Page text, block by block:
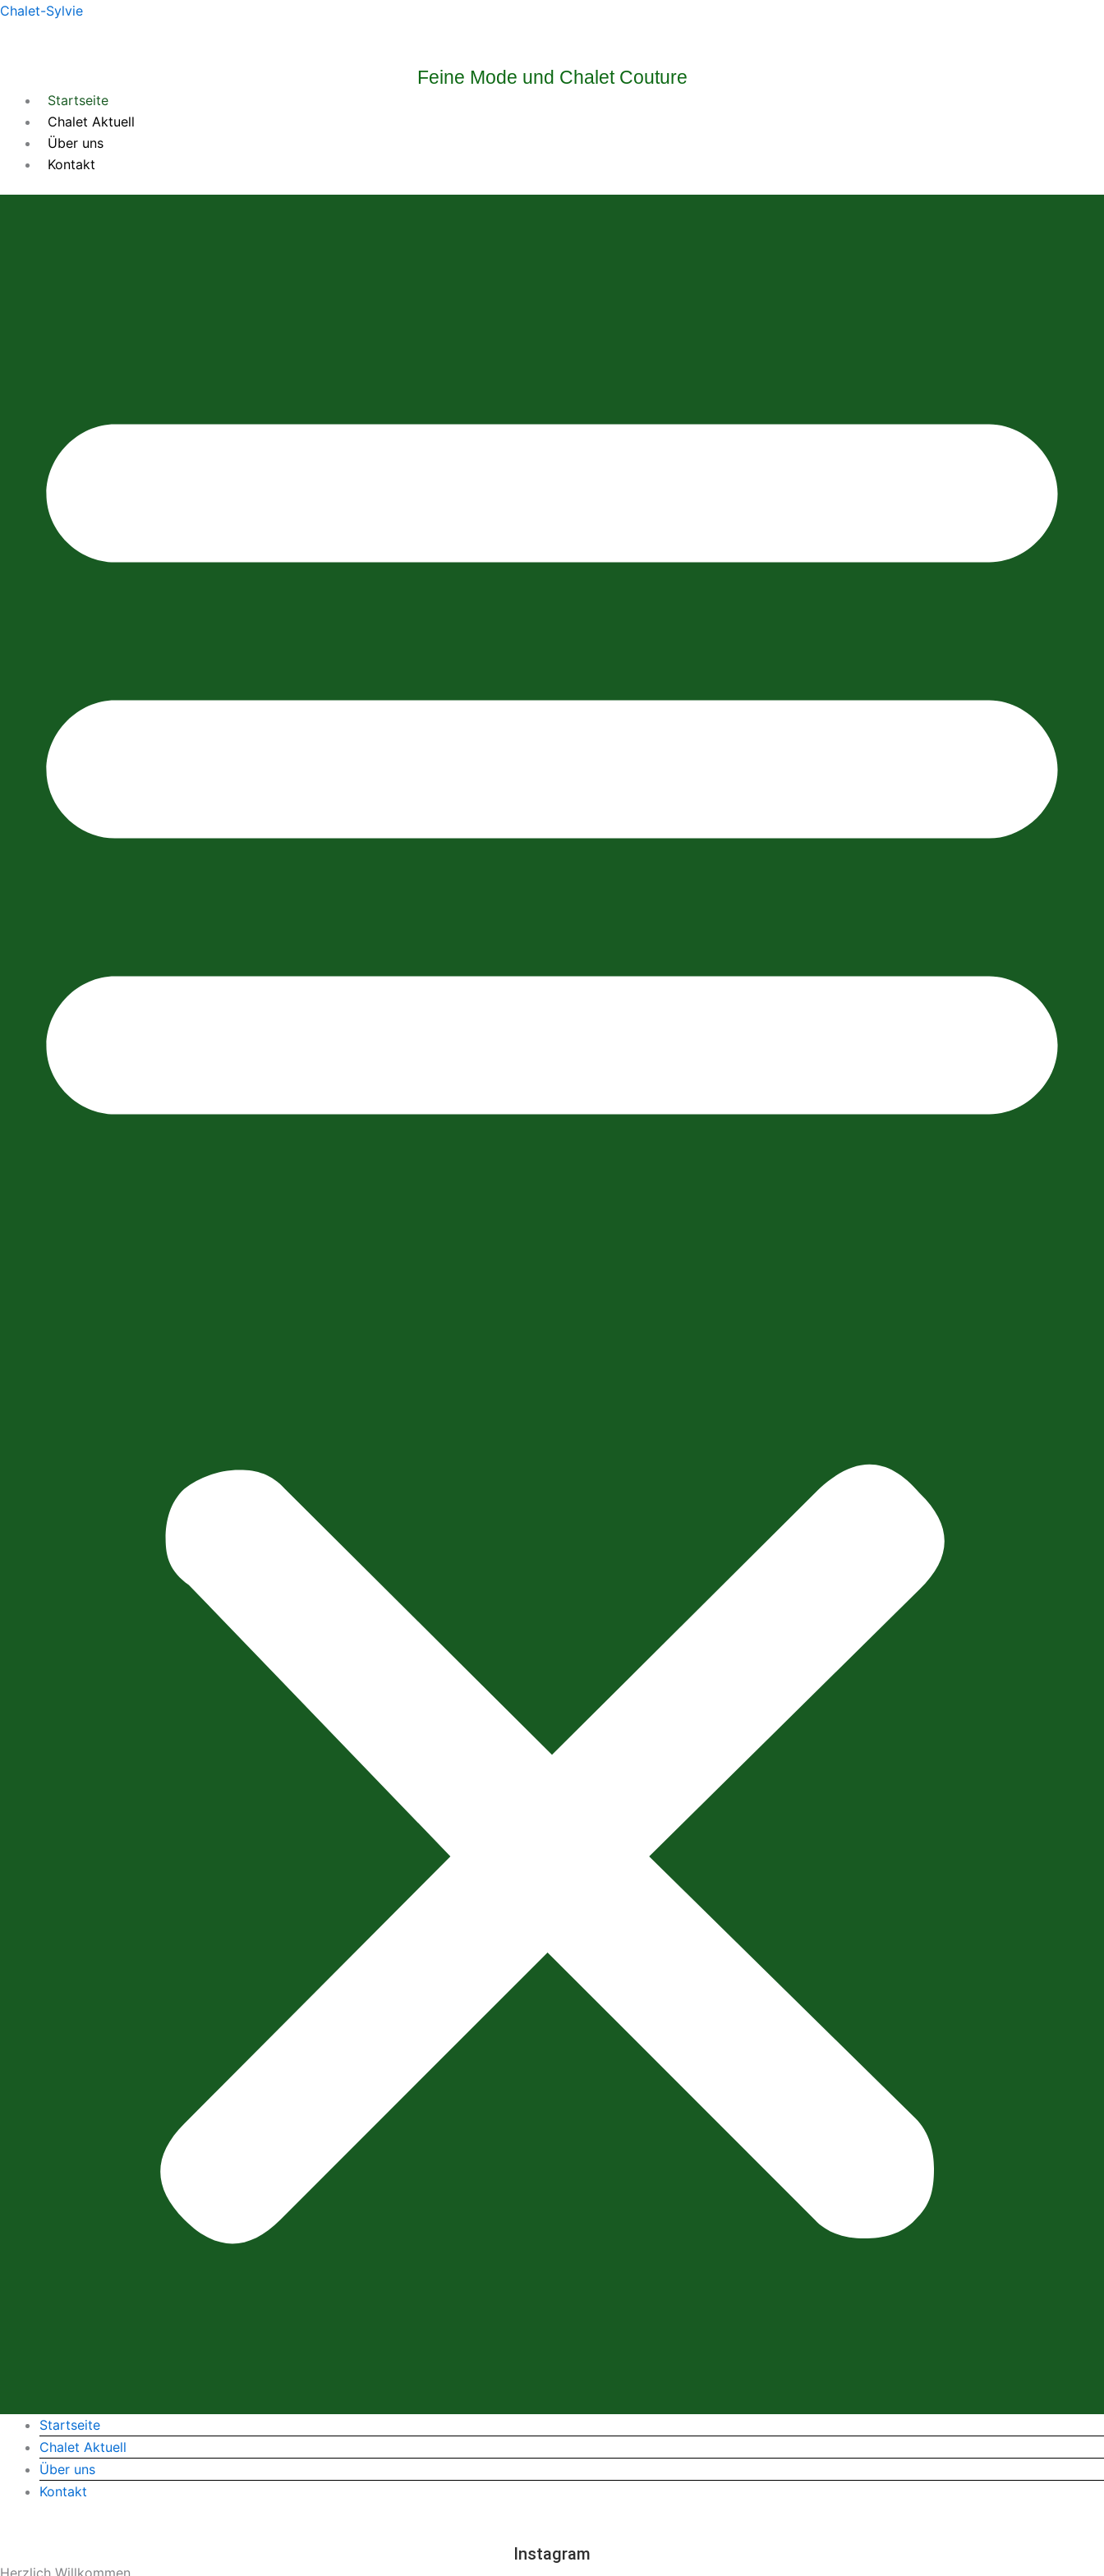
Zum
Chalet-Sylvie
Feine Mode und Chalet Couture
Startseite
Chalet Aktuell
Über uns
Kontakt
Startseite
Chalet Aktuell
Über uns
Kontakt
Instagram
Herzlich Willkommen